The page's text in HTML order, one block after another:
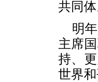
共同体
明
主席
持、
世界